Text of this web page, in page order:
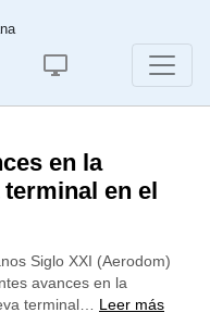
en la
en el
Siglo XXI (Aerodom)
avances en la
terminal… Leer más